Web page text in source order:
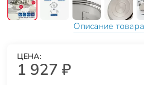
Описание товара
ЦЕНА:
1 927 ₽